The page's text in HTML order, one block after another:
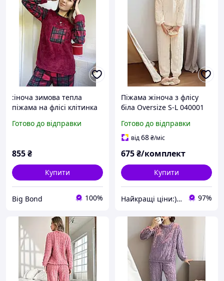
:іноча зимова тепла
піжама на флісі клітинка
Готово до відправки
855₴
Купити
Big Bond 100%
Піжама жіноча з флісу
біла Oversize S-L 040001
Готово до відправки
від68₴/міс
675₴/комплект
Купити
Найкращі ціни:) Lightssshop 97%